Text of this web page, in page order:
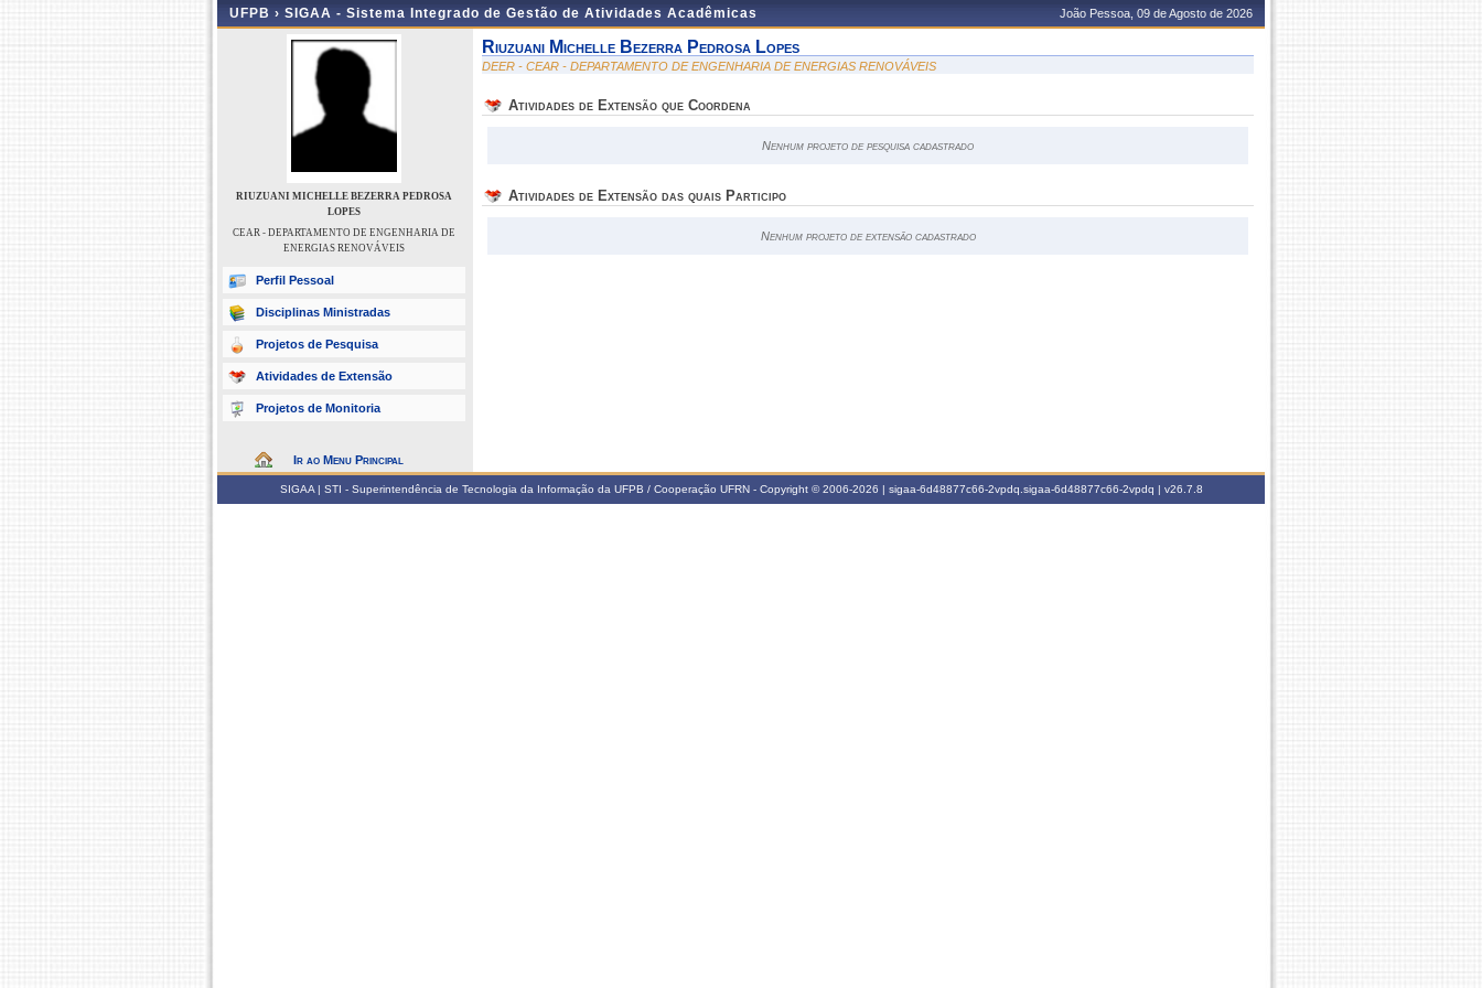
UFPB › SIGAA - Sistema Integrado de Gestão de Atividades Acadêmicas João Pessoa, 09 de Agosto de 2026
RIUZUANI MICHELLE BEZERRA PEDROSA
LOPES
CEAR - DEPARTAMENTO DE ENGENHARIA DE
ENERGIAS RENOVÁVEIS
Perfil Pessoal
Disciplinas Ministradas
Projetos de Pesquisa
Atividades de Extensão
Projetos de Monitoria
Ir ao Menu Principal
Riuzuani Michelle Bezerra Pedrosa Lopes
DEER - CEAR - DEPARTAMENTO DE ENGENHARIA DE ENERGIAS RENOVÁVEIS
Atividades de Extensão que Coordena
Nenhum projeto de pesquisa cadastrado
Atividades de Extensão das quais Participo
Nenhum projeto de extensão cadastrado
SIGAA | STI - Superintendência de Tecnologia da Informação da UFPB / Cooperação UFRN - Copyright © 2006-2026 | sigaa-6d48877c66-2vpdq.sigaa-6d48877c66-2vpdq | v26.7.8